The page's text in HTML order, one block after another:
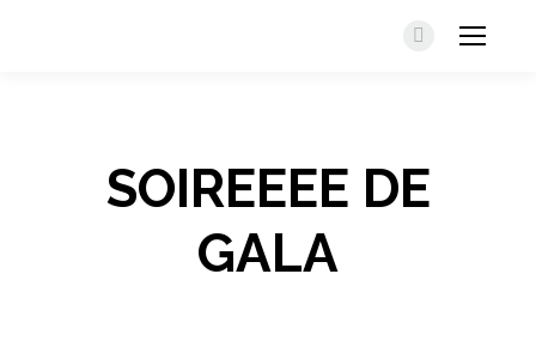
Facebook
SOIREEEE DE
GALA